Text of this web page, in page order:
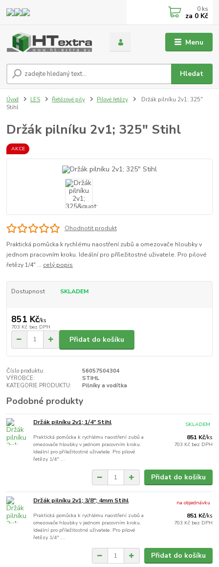
Menu
Hledat
0 ks
za 0 Kč
Úvod LES Řetězové pily Pilové řetězy
Držák pilníku 2v1; 325"
Stihl
Držák pilníku 2v1; 325" Stihl
AKCE
Ohodnotit produkt
Praktická pomůcka k rychlému naostření zubů a omezovače hloubky v
jednom pracovním kroku. Ideální pro příležitostné uživatele. Pro pilové
řetězy 1/4" ... celý popis
Dostupnost SKLADEM
851 Kč/ks
703 Kč bez DPH
Přidat do košíku
Číslo produktu:
56057504304
VÝROBCE:
STIHL
KATEGORIE PRODUKTU:
Pilníky a vodítka
Podobné produkty
Držák pilníku 2v1; 1/4" Stihl
Praktická pomůcka k rychlému naostření zubů a
omezovače hloubky v jednom pracovním kroku.
Ideální pro příležitostné uživatele. Pro pilové
řetězy 1/4" ...
851 Kč/ks
703 Kč bez DPH
SKLADEM
Přidat do košíku
Držák pilníku 2v1; 3/8"; 4mm Stihl
Praktická pomůcka k rychlému naostření zubů a
omezovače hloubky v jednom pracovním kroku.
Ideální pro příležitostné uživatele. Pro pilové
řetězy 1/4" ...
851 Kč/ks
703 Kč bez DPH
na objednávku
Přidat do košíku